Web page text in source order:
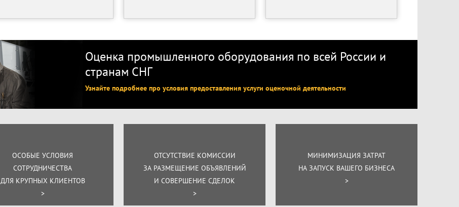
Оценка промышленного оборудования по всей России и
странам СНГ
Узнайте подробнее про условия предоставления услуги оценочной деятельности
ОСОБЫЕ УСЛОВИЯ
СОТРУДНИЧЕСТВА
ДЛЯ КРУПНЫХ КЛИЕНТОВ
>
ОТСУТСТВИЕ КОМИССИИ
ЗА РАЗМЕЩЕНИЕ ОБЪЯВЛЕНИЙ
И СОВЕРШЕНИЕ СДЕЛОК
>
МИНИМИЗАЦИЯ ЗАТРАТ
НА ЗАПУСК ВАШЕГО БИЗНЕСА
>